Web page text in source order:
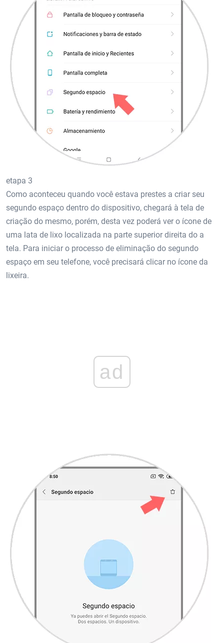
etapa 3
Como aconteceu quando você estava prestes a criar seu
segundo espaço dentro do dispositivo, chegará à tela de
criação do mesmo, porém, desta vez poderá ver o ícone de
uma lata de lixo localizada na parte superior direita do a
tela. Para iniciar o processo de eliminação do segundo
espaço em seu telefone, você precisará clicar no ícone da
lixeira.
ad